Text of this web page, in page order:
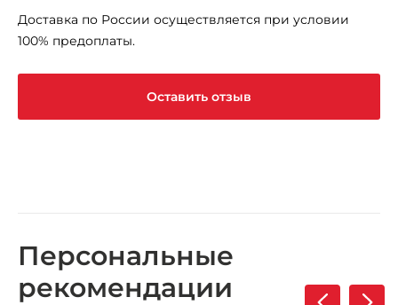
Доставка по России осуществляется при условии
100% предоплаты.
Оставить отзыв
Персональные
рекомендации